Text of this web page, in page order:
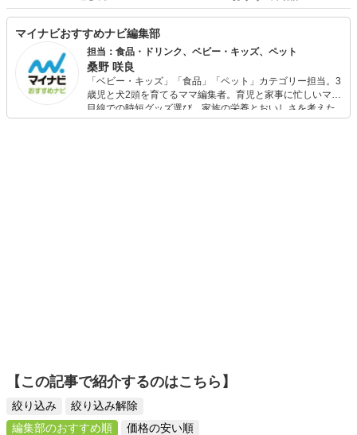
マイナビおすすめナビ編集部
担当：食品・ドリンク、ベビー・キッズ、ペット
桑野 咲良
「ベビー・キッズ」「食品」「ペット」カテゴリー担当。3
歳児と犬2頭を育てるママ編集者。育児と家事に忙しいママ
目線での時短グッズ選び、家族の栄養とおいしさを考えた
食品選び、束の間のリラックスタイムを楽しむためのスイ
【この記事で紹介するのはこちら】
絞り込み
絞り込み解除
編集部のおすすめ順
価格の安い順